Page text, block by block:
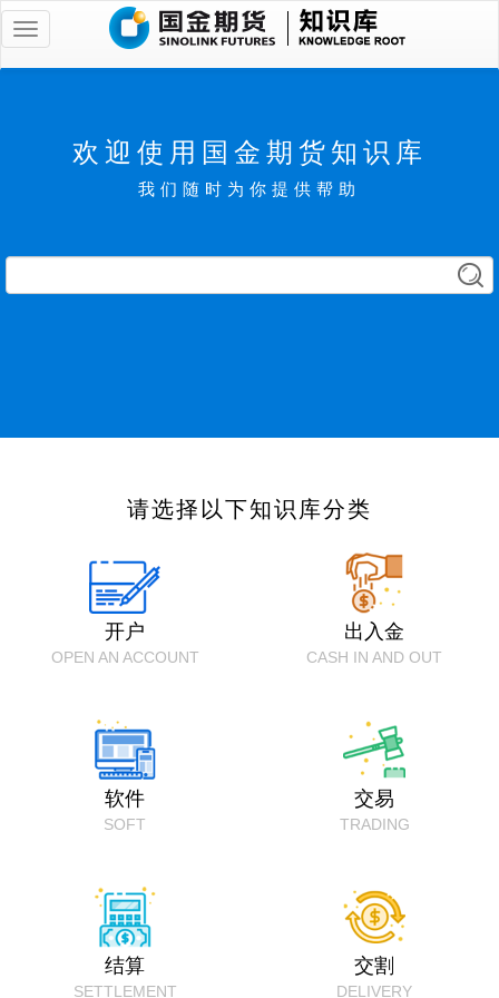
知
识
欢迎使用国金期货知识库
我们随时为你提供帮助
请选择以下知识库分类
开户
OPEN AN ACCOUNT
出入金
CASH IN AND OUT
软件
SOFT
交易
TRADING
结算
SETTLEMENT
交割
DELIVERY